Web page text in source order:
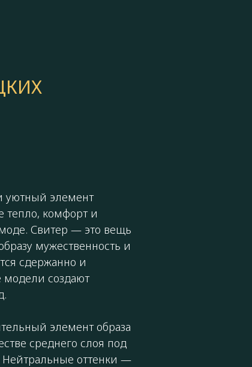
элемент
тепло, комфорт и
Свитер — это вещь
мужественность и
сдержанно и
создают
элемент образа
среднего слоя под
Нейтральные оттенки —